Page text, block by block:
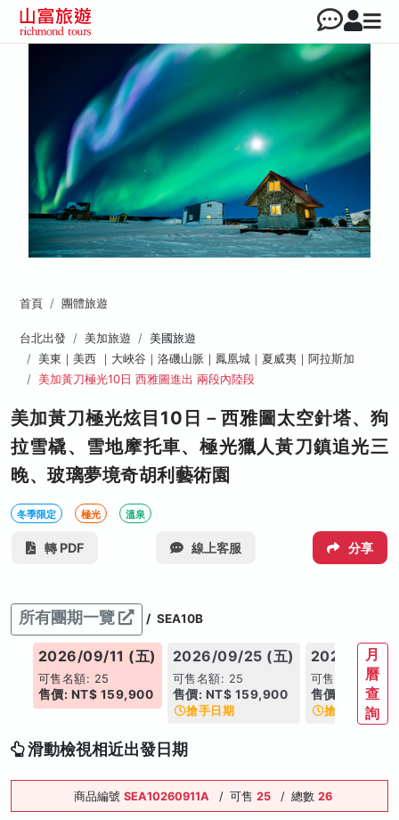
首頁 團體旅遊
台北出發 美加旅遊
美國旅遊
美東｜美西 ｜大峽谷｜洛磯山脈｜鳳凰城｜夏威夷｜阿拉斯加
美加黃刀極光10日 西雅圖進出 兩段內陸段
美加黃刀極光炫目10日－西雅圖太空針塔、狗
拉雪橇、雪地摩托車、極光獵人黃刀鎮追光三
晚、玻璃夢境奇胡利藝術園
冬季限定 極光 溫泉
轉 PDF 線上客服 分享
所有團期一覽 / SEA10B
2026/09/11 (五)
可售名額: 25
售價: NT$ 159,900
2026/09/25 (五)
可售名額: 25
售價: NT$ 159,900
搶手日期
2026/10/
可售名額: 21
售價: NT$
搶手日期
月
曆
查
詢
滑動檢視相近出發日期
商品編號 SEA10260911A / 可售 25 / 總數 26